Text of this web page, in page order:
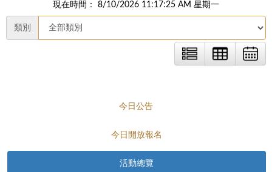
現在時間： 8/10/2026 11:17:26 AM 星期一
類別
今日公告
今日開放報名
活動總覽